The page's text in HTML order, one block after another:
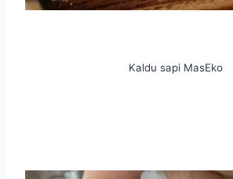
Kaldu sapi MasEko